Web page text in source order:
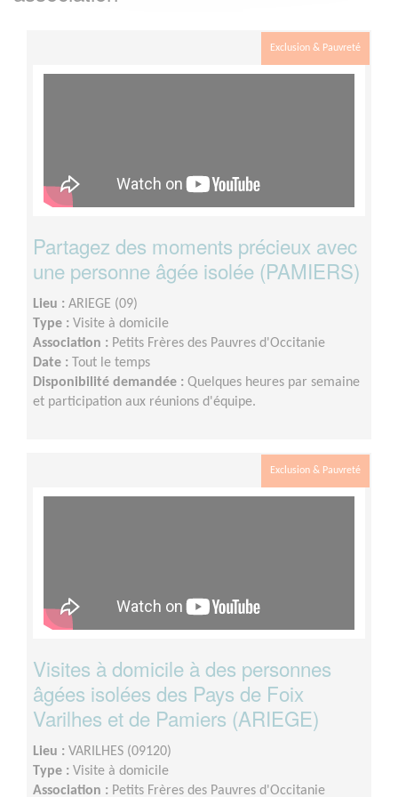
Exclusion & Pauvreté
Partagez des moments précieux avec
une personne âgée isolée (PAMIERS)
Lieu : ARIEGE (09)
Type : Visite à domicile
Association : Petits Frères des Pauvres d'Occitanie
Date : Tout le temps
Disponibilité demandée : Quelques heures par semaine
et participation aux réunions d'équipe.
Exclusion & Pauvreté
Visites à domicile à des personnes
âgées isolées des Pays de Foix
Varilhes et de Pamiers (ARIEGE)
Lieu : VARILHES (09120)
Type : Visite à domicile
Association : Petits Frères des Pauvres d'Occitanie